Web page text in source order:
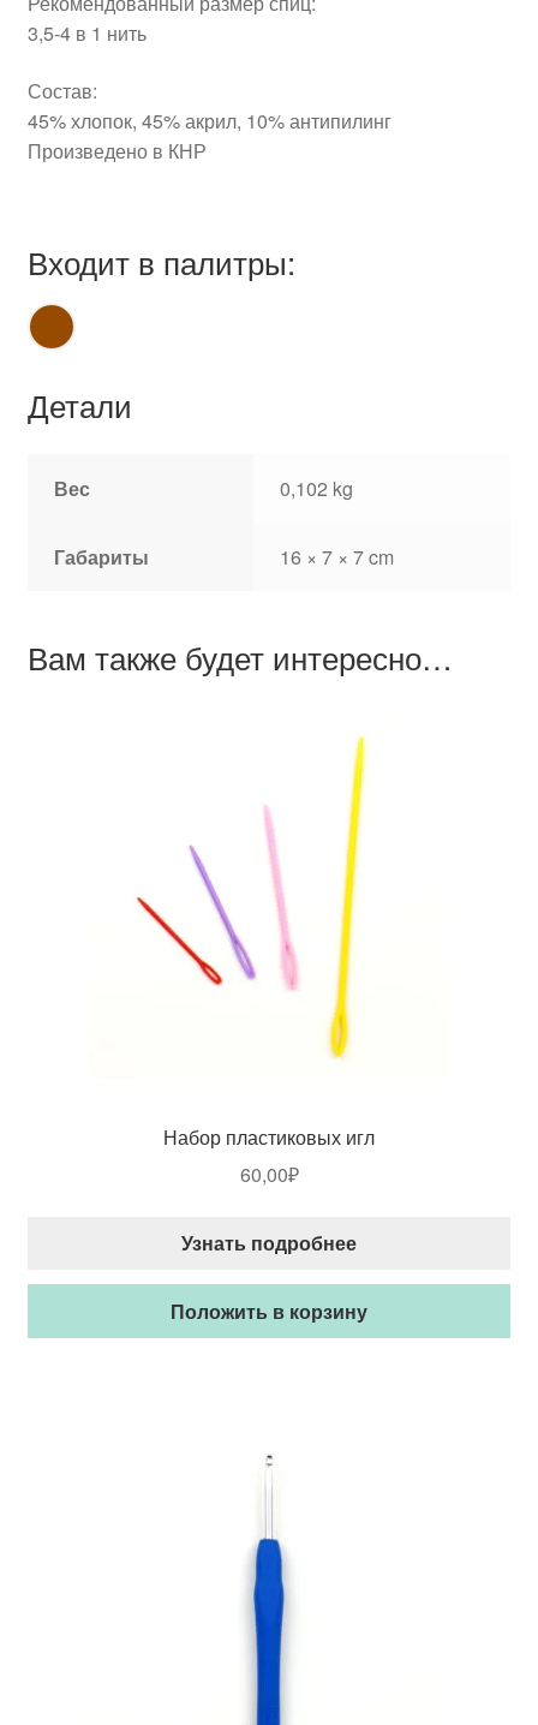
3,5-4 в 1 нить
Состав:
45% хлопок, 45% акрил, 10% антипилинг
Произведено в КНР
Входит в палитры:
Детали
Вес 0,102 kg
Габариты 16 × 7 × 7 cm
Вам также будет интересно…
Набор пластиковых игл
60,00₽
Узнать подробнее
Положить в корзину